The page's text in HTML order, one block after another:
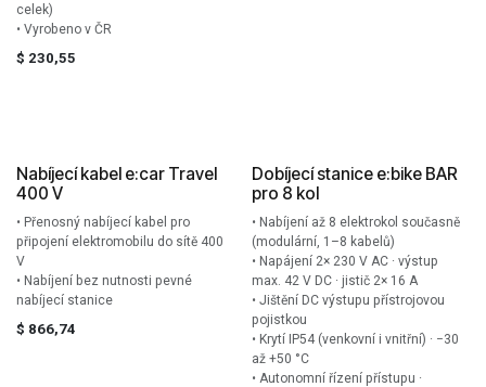
celek)
• Vyrobeno v ČR
$ 230,55
Nabíjecí kabel e:car Travel
400 V
• Přenosný nabíjecí kabel pro
připojení elektromobilu do sítě 400
V
• Nabíjení bez nutnosti pevné
nabíjecí stanice
$ 866,74
Dobíjecí stanice e:bike BAR
pro 8 kol
• Nabíjení až 8 elektrokol současně
(modulární, 1–8 kabelů)
• Napájení 2× 230 V AC · výstup
max. 42 V DC · jistič 2× 16 A
• Jištění DC výstupu přístrojovou
pojistkou
• Krytí IP54 (venkovní i vnitřní) · −30
až +50 °C
• Autonomní řízení přístupu ·